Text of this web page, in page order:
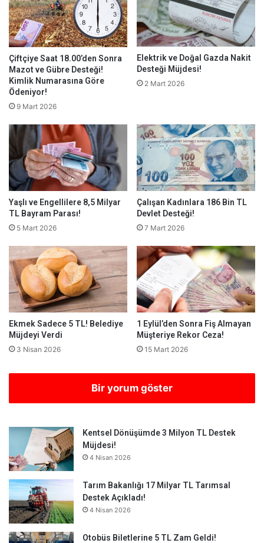
Çiftçiye Saat 18.00’den Sonra
Mazot ve Gübre Desteği!
Kimlik Numarasına Göre
Ödeniyor!
9 Mart 2026
Elektrik ve Doğal Gazda Nakit
Desteği Müjdesi!
2 Mart 2026
Yaşlı ve Engellilere 8,5 Milyar
TL Bayram Parası!
5 Mart 2026
Çalışan Kadınlara 186 Bin TL
Devlet Desteği!
7 Mart 2026
Ekmek Sadece 5 TL! Belediye
Müjdeyi Verdi
3 Nisan 2026
1 Eylül’den Sonra Fiş Almayan
Müşteriye Rekor Ceza!
15 Mart 2026
Bir yorum göster
Kentsel Dönüşümde 3 Milyon TL Destek
Müjdesi!
4 Nisan 2026
Tarım Bakanlığı 17 Milyar TL Tarımsal
Destek Açıkladı!
4 Nisan 2026
Otobüs Biletlerine 5 TL Zam Geldi!